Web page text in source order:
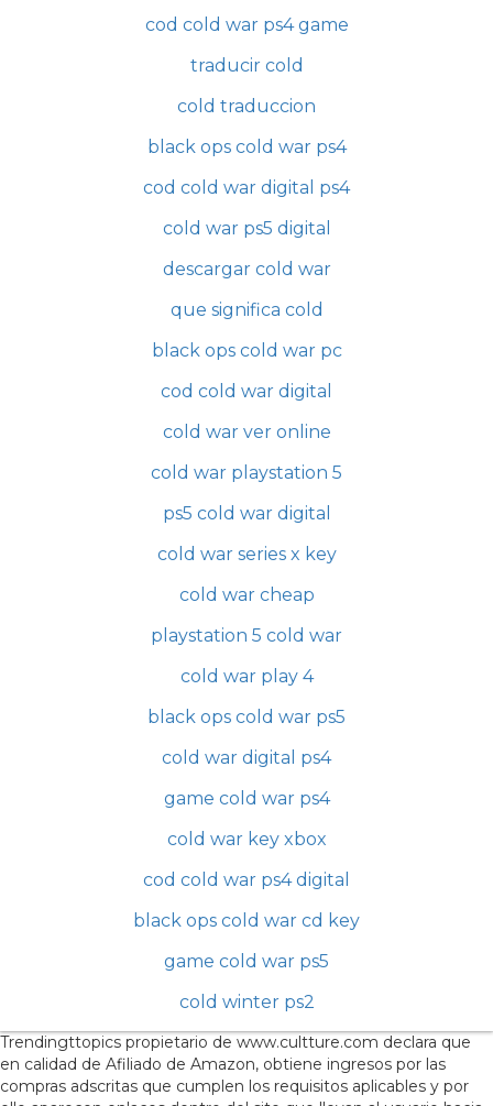
cod cold war ps4 game
traducir cold
cold traduccion
black ops cold war ps4
cod cold war digital ps4
cold war ps5 digital
descargar cold war
que significa cold
black ops cold war pc
cod cold war digital
cold war ver online
cold war playstation 5
ps5 cold war digital
cold war series x key
cold war cheap
playstation 5 cold war
cold war play 4
black ops cold war ps5
cold war digital ps4
game cold war ps4
cold war key xbox
cod cold war ps4 digital
black ops cold war cd key
game cold war ps5
cold winter ps2
Trendingttopics propietario de www.cultture.com declara que
en calidad de Afiliado de Amazon, obtiene ingresos por las
compras adscritas que cumplen los requisitos aplicables y por